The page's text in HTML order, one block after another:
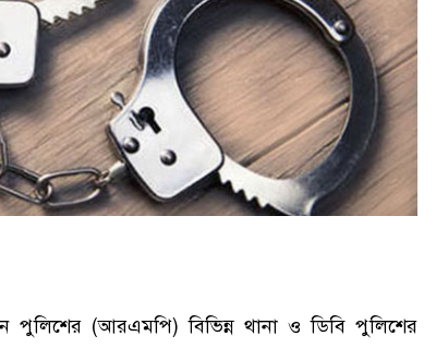
পুলিশের (আরএমপি) বিভিন্ন থানা ও ডিবি পুলিশের